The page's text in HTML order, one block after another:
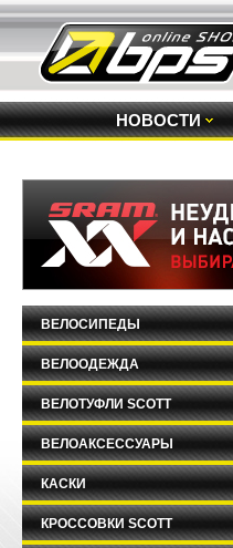
НОВОСТИ
ВЕЛОСИПЕДЫ
ВЕЛООДЕЖДА
ВЕЛОТУФЛИ SCOTT
ВЕЛОАКСЕССУАРЫ
КАСКИ
КРОССОВКИ SCOTT